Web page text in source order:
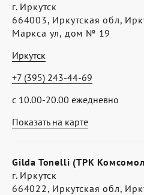
Показать на карте
г. Иркутск
664003, Иркутская обл,
Маркса ул, дом № 19
Иркутск
с 10.00-20.00 ежедневно
+7 (395) 243-44-69
Gilda Tonelli (ТРК
г. Иркутск
664022, Иркутская обл,